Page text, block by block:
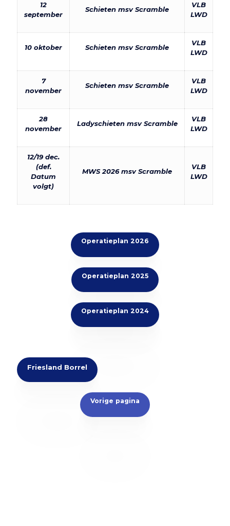
12
september
Schieten msv Scramble
VLB
LWD
10 oktober Schieten msv Scramble
VLB
LWD
7
november
Schieten msv Scramble
VLB
LWD
28
november
Ladyschieten msv Scramble
VLB
LWD
12/19 dec.
(def.
Datum
volgt)
MWS 2026 msv Scramble
VLB
LWD
Operatieplan 2026
Operatieplan 2025
Operatieplan 2024
Friesland Borrel
Vorige pagina